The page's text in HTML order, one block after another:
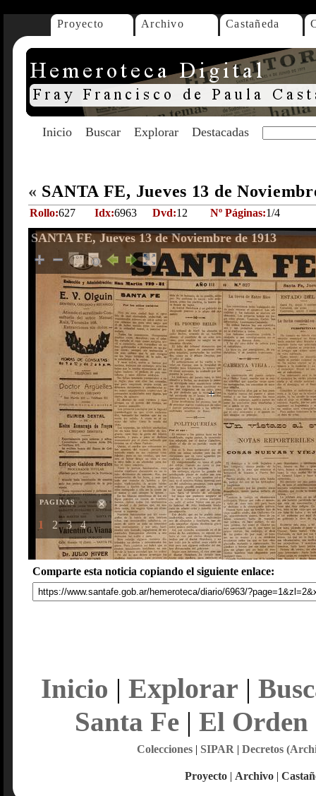
Proyecto Archivo Castañeda
Inicio Buscar Explorar Destacadas
« SANTA FE, Jueves 13 de
Rollo:627 Idx:6963 Dvd:12 Nº Páginas:1/4
SANTA FE, Jueves 13 de Noviembre de 1913
PAGINAS
1 2 3 4
Comparte esta noticia copiando el siguiente enlace:
Inicio | Explorar |
Santa Fe| El Orden
Colecciones| SIPAR | Decretos
Proyecto | Archivo |